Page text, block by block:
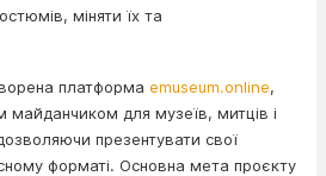
міняти їх та
платформа emuseum.online,
майданчиком для музеїв, митців і
презентувати свої
форматі. Основна мета проєкту